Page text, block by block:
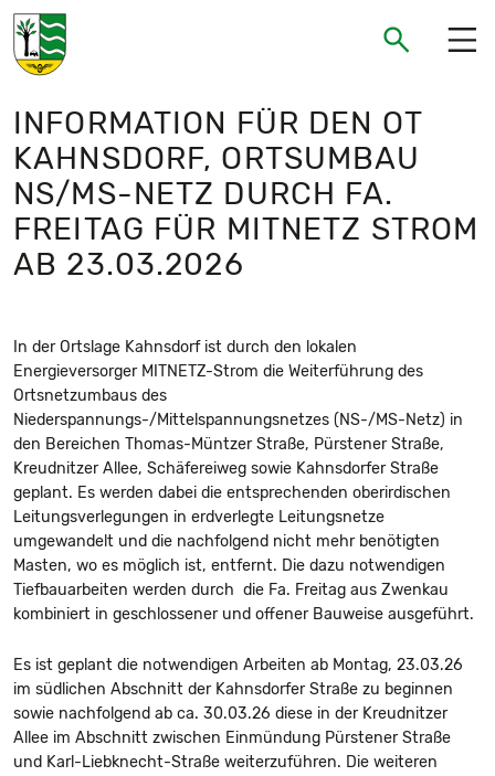
Gemeinde Neukieritzsch
Suchen
INFORMATION FÜR DEN OT
KAHNSDORF, ORTSUMBAU
NS/MS-NETZ DURCH FA.
FREITAG FÜR MITNETZ STROM
AB 23.03.2026
In der Ortslage Kahnsdorf ist durch den lokalen
Energieversorger MITNETZ-Strom die Weiterführung des
Ortsnetzumbaus des
Niederspannungs-/Mittelspannungsnetzes (NS-/MS-Netz) in
den Bereichen Thomas-Müntzer Straße, Pürstener Straße,
Kreudnitzer Allee, Schäfereiweg sowie Kahnsdorfer Straße
geplant. Es werden dabei die entsprechenden oberirdischen
Leitungsverlegungen in erdverlegte Leitungsnetze
umgewandelt und die nachfolgend nicht mehr benötigten
Masten, wo es möglich ist, entfernt. Die dazu notwendigen
Tiefbauarbeiten werden durch die Fa. Freitag aus Zwenkau
kombiniert in geschlossener und offener Bauweise ausgeführt.
Es ist geplant die notwendigen Arbeiten ab Montag, 23.03.26
im südlichen Abschnitt der Kahnsdorfer Straße zu beginnen
sowie nachfolgend ab ca. 30.03.26 diese in der Kreudnitzer
Allee im Abschnitt zwischen Einmündung Pürstener Straße
und Karl-Liebknecht-Straße weiterzuführen. Die weiteren